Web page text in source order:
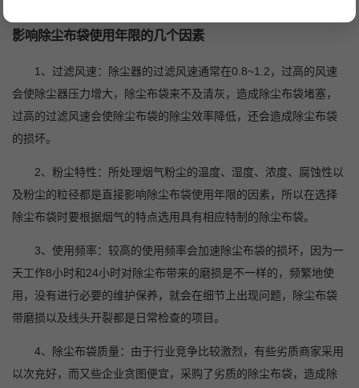
影响除尘布袋使用年限的几个因素
1 、过滤风速：除尘器的过滤风速通常在0.8~1.2，过高的风速
会使除尘器压力增大，除尘布袋来不及清灰，造成除尘布袋堵塞，
过高的过滤风速会使除尘布袋的除尘效率降低，还会造成除尘布袋
的损坏。
2、粉尘特性：所处理烟气粉尘的温度、湿度、浓度、腐蚀性以
及粉尘的粒径都是直接影响除尘布袋使用年限的因素，所以在选择
除尘布袋时要根据烟气的特点选用具有相应特制的除尘布袋。
3、使用频率：较高的使用频率会加速除尘布袋的损坏，因为一
天工作8小时和24小时对除尘布带来的磨损是不一样的，频繁地使
用，没有进行必要的维护保养，就会在细节上出现问题，除尘布袋
带磨损以及线头开裂都是日常检查的项目。
4、除尘布袋质量：由于行业竞争比较激烈，有些劣质商家采用
以次充好，而又些企业贪图便宜，采购了劣质的除尘布袋，造成除